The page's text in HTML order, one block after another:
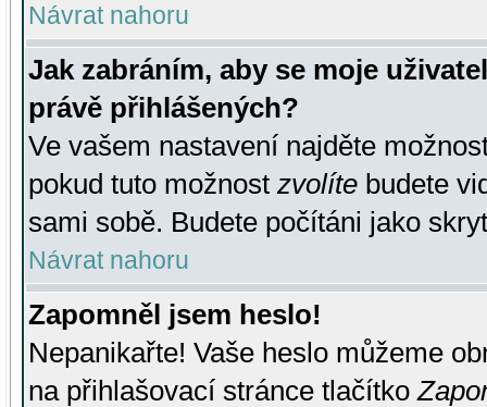
Návrat nahoru
Jak zabráním, aby se moje
právě přihlášených?
Ve vašem nastavení najděte
pokud tuto možnost zvolíte budete
sami sobě. Budete počítáni jako
Návrat nahoru
Zapomněl jsem heslo!
Nepanikařte! Vaše heslo můžeme
na přihlašovací stránce tlačítko